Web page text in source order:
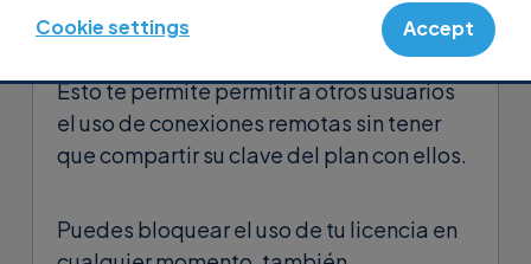
Cookie settings Accept
dispositivos remotos.
Esto te permite permitir a otros usuarios
el uso de conexiones remotas sin tener
que compartir su clave del plan con ellos.
Puedes bloquear el uso de tu licencia en